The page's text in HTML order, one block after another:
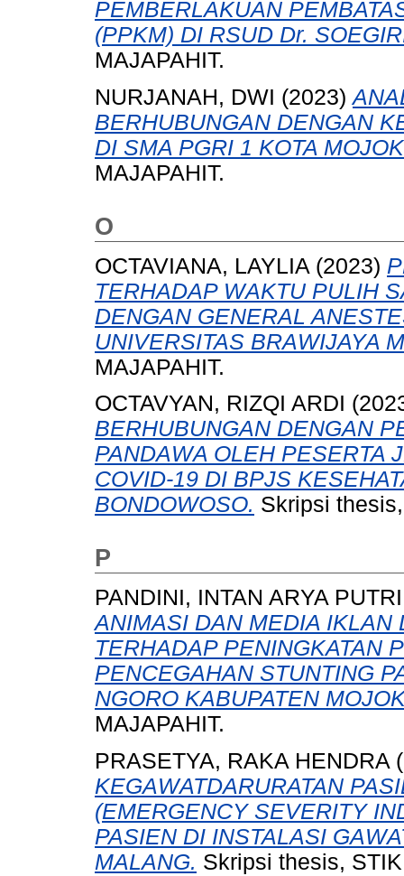
PEMBERLAKUAN
(PPKM) DI RSUD Dr.
MAJAPAHIT.
NURJANAH, DWI (2023)
BERHUBUNGAN DENGAN
DI SMA PGRI 1 KOTA
MAJAPAHIT.
O
OCTAVIANA, LAYLIA (2023)
TERHADAP WAKTU PULIH
DENGAN GENERAL
UNIVERSITAS BRAWIJAYA
MAJAPAHIT.
OCTAVYAN, RIZQI ARDI
BERHUBUNGAN DENGAN
PANDAWA OLEH PESERTA
COVID-19 DI BPJS
BONDOWOSO. Skripsi
P
PANDINI, INTAN ARYA
ANIMASI DAN MEDIA IKLAN
TERHADAP PENINGKATAN
PENCEGAHAN STUNTING
NGORO KABUPATEN
MAJAPAHIT.
PRASETYA, RAKA HENDRA
KEGAWATDARURATAN
(EMERGENCY SEVERITY
PASIEN DI INSTALASI
MALANG. Skripsi thesis,